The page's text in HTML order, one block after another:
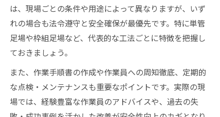
は、現場ごとの条件や用途によって異なりますが、いず
れの場合も法令遵守と安全確保が最優先です。特に単管
足場や枠組足場など、代表的な工法ごとに特徴を把握し
ておきましょう。
また、作業手順書の作成や作業員への周知徹底、定期的
な点検・メンテナンスも重要なポイントです。実際の現
場では、経験豊富な作業員のアドバイスや、過去の失